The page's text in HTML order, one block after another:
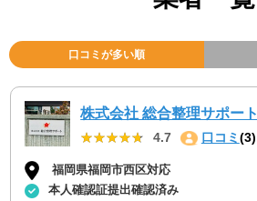
口コミが多い順
株式会社 総合整理サポート
★★★★★
★★★★★ 4.7 口コミ (3)
福岡県福岡市西区対応
本人確認証提出確認済み